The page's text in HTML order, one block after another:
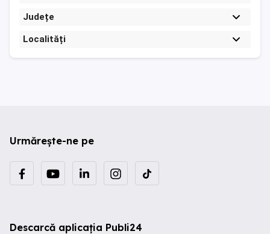
Județe
Localități
Urmărește-ne pe
Descarcă aplicația Publi24